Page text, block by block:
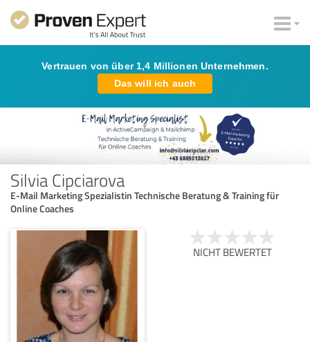
Vertrauen von über 1,4 Millionen Unternehmen.
Das will ich auch
Silvia Cipciarova
E-Mail Marketing Spezialistin Technische Beratung & Training für
Online Coaches
NICHT BEWERTET